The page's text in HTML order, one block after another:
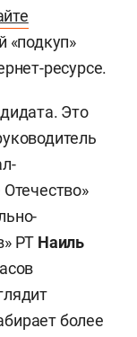
«подкуп»
ресурсе.
Это
РТ Наиль
более